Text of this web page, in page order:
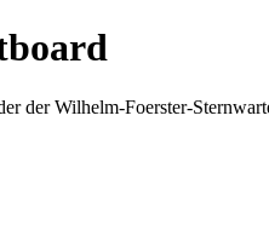
der Wilhelm-Foerster-